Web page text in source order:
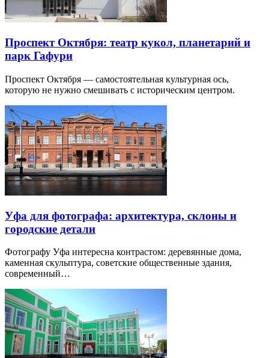
Проспект Октября: театр кукол, планетарий и
парк Гафури
Проспект Октября — самостоятельная культурная ось,
которую не нужно смешивать с историческим центром.
Уфа для фотографа: архитектура, склоны и
городские детали
Фотографу Уфа интересна контрастом: деревянные дома,
каменная скульптура, советские общественные здания,
современный…